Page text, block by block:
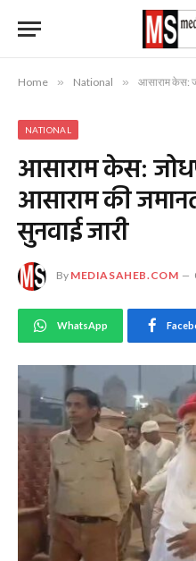
Home » National » आसाराम केस:
NATIONAL
आसाराम केस:
आसाराम की
सुनवाई जारी
By MEDIASAHEB.COM
WhatsApp